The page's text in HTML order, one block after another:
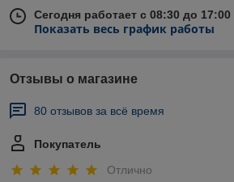
Сегодня работает с 08:30 до 17:00
Показать весь график работы
Отзывы о магазине
80 отзывов за всё время
Покупатель
Отлично